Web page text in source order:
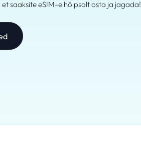
et saaksite eSIM-e hõlpsalt osta ja jagada!